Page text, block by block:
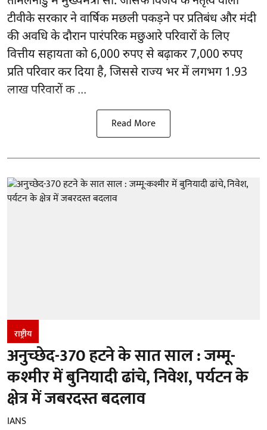
टीवीके सरकार ने वार्षिक मछली पकड़ने पर प्रतिबंध और मंदी
की अवधि के दौरान पारंपरिक मछुआरे परिवारों के लिए
वित्तीय सहायता को 6,000 रुपए से बढ़ाकर 7,000 रुपए
प्रति परिवार कर दिया है, जिससे राज्य भर में लगभग 1.93
लाख परिवारों क ...
Read More
राष्ट्रीय
अनुच्छेद-370 हटने के सात साल : जम्मू-
कश्मीर में बुनियादी ढांचे, निवेश, पर्यटन के
क्षेत्र में जबरदस्त बदलाव
IANS